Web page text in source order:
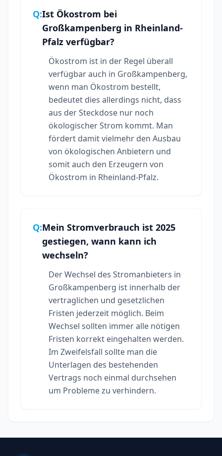
Q:Ist Ökostrom bei
Großkampenberg in Rheinland-
Pfalz verfügbar?
Ökostrom ist in der Regel überall
verfügbar auch in Großkampenberg,
wenn man Ökostrom bestellt,
bedeutet dies allerdings nicht, dass
aus der Steckdose nur noch
ökologischer Strom kommt. Man
fördert damit vielmehr den Ausbau
von ökologischen Anbietern und
somit auch den Erzeugern von
Ökostrom in Rheinland-Pfalz.
Q:Mein Stromverbrauch ist 2025
gestiegen, wann kann ich
wechseln?
Der Wechsel des Stromanbieters in
Großkampenberg ist innerhalb der
vertraglichen und gesetzlichen
Fristen jederzeit möglich. Beim
Wechsel sollten immer alle nötigen
Fristen korrekt eingehalten werden.
Im Zweifelsfall sollte man die
Unterlagen des bestehenden
Vertrags noch einmal durchsehen
um Probleme zu verhindern.